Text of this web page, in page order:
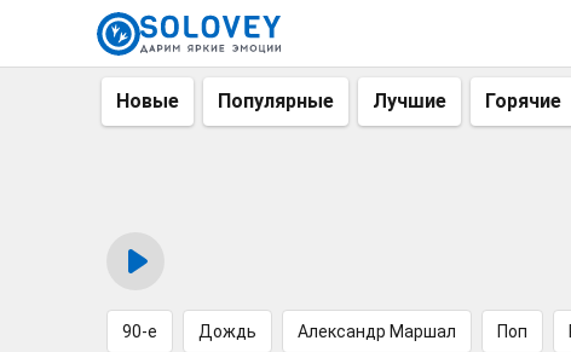
Новые Популярные Лучшие Горячие
90-е Дождь Александр Маршал Поп